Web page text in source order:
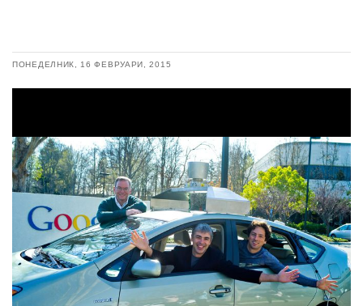
ПОНЕДЕЛНИК, 16 ФЕВРУАРИ, 2015